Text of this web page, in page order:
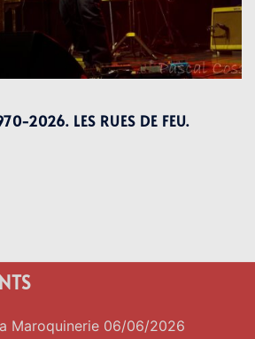
2026. LES RUES DE FEU.
Maroquinerie 06/06/2026